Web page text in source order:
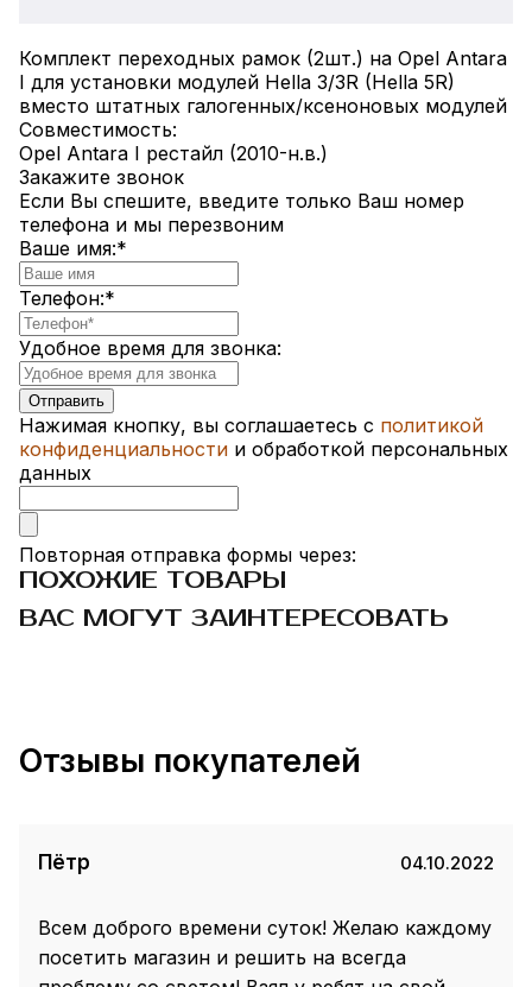
Комплект переходных рамок (2шт.) на Opel Antara
I для установки модулей Hella 3/3R (Hella 5R)
вместо штатных галогенных/ксеноновых модулей
Совместимость:
Opel Antara I рестайл (2010-н.в.)
Закажите звонок
Если Вы спешите, введите только Ваш номер
телефона и мы перезвоним
Ваше имя:*
Телефон:*
Удобное время для звонка:
Нажимая кнопку, вы соглашаетесь с политикой
конфиденциальности и обработкой персональных
данных
Повторная отправка формы через:
ПОХОЖИЕ ТОВАРЫ
ВАС МОГУТ ЗАИНТЕРЕСОВАТЬ
Отзывы покупателей
Пётр 04.10.2022
Всем доброго времени суток! Желаю каждому
посетить магазин и решить на всегда